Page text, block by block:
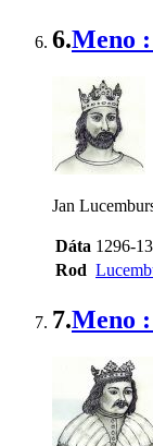
6.Meno
Jan
Dáta 1296-
Rod
7.Meno